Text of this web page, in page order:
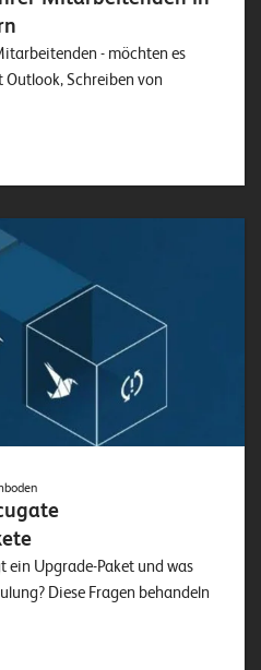
- möchten es
Schreiben von
ein Upgrade-Paket und was
Diese Fragen behandeln